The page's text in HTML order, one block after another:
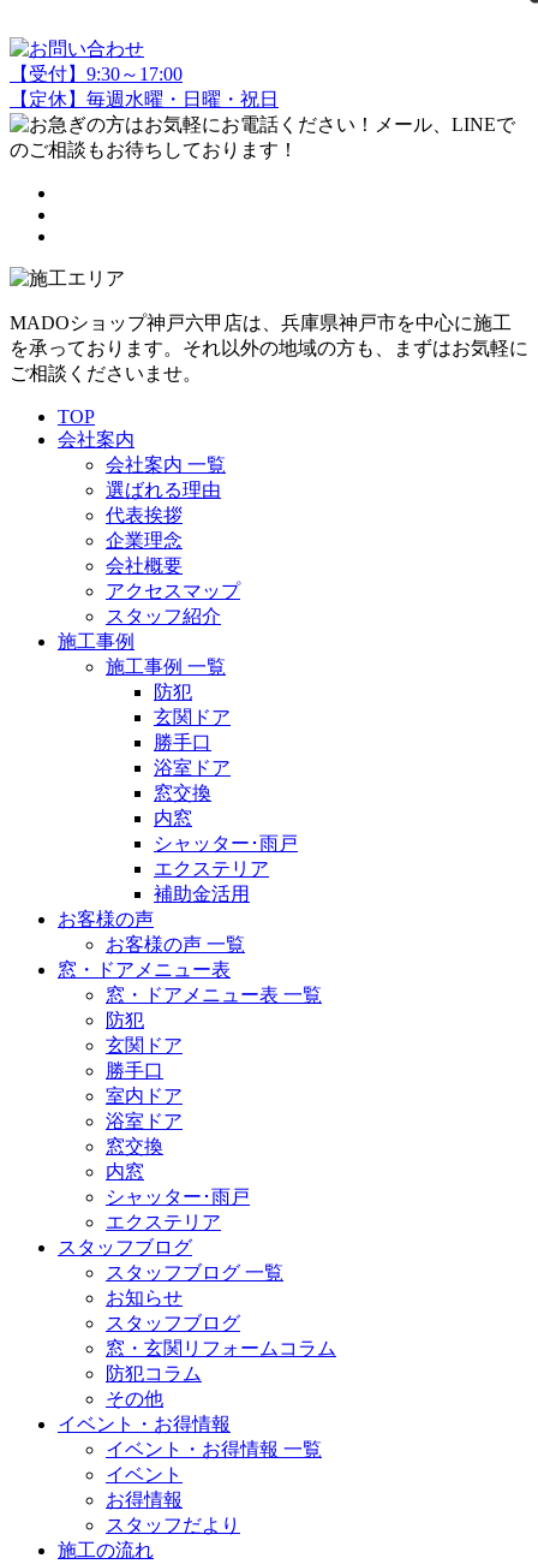
【受付】9:30～17:00
【定休】毎週水曜・日曜・祝日
MADOショップ神戸六甲店は、兵庫県神戸市を中心に施工
を承っております。それ以外の地域の方も、まずはお気軽に
ご相談くださいませ。
TOP
会社案内
会社案内 一覧
選ばれる理由
代表挨拶
企業理念
会社概要
アクセスマップ
スタッフ紹介
施工事例
施工事例 一覧
防犯
玄関ドア
勝手口
浴室ドア
窓交換
内窓
シャッター･雨戸
エクステリア
補助金活用
お客様の声
お客様の声 一覧
窓・ドアメニュー表
窓・ドアメニュー表 一覧
防犯
玄関ドア
勝手口
室内ドア
浴室ドア
窓交換
内窓
シャッター･雨戸
エクステリア
スタッフブログ
スタッフブログ 一覧
お知らせ
スタッフブログ
窓・玄関リフォームコラム
防犯コラム
その他
イベント・お得情報
イベント・お得情報 一覧
イベント
お得情報
スタッフだより
施工の流れ